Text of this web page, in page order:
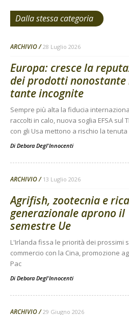
Dalla stessa categoria
ARCHIVIO 28 Luglio 2026
Europa: cresce la
dei prodotti nonostante
tante incognite
Sempre più alta la fiducia
raccolti in calo, nuova soglia EFSA sul
con gli Usa mettono a rischio la
Di Debora Degl'Innocenti
ARCHIVIO 13 Luglio 2026
Agrifish, zootecnia e
generazionale aprono il
semestre Ue
L'Irlanda fissa le priorità dei prossimi
commercio con la Cina, promozione
Pac
Di Debora Degl'Innocenti
ARCHIVIO 29 Giugno 2026